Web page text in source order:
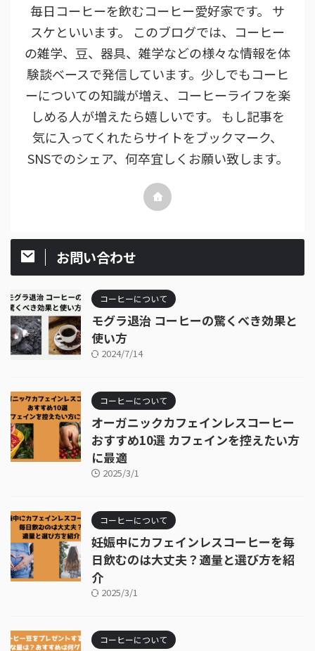
毎日コーヒーを飲むコーヒー愛好家です。 サ
スケといいます。 このブログでは、コーヒー
の雑学、豆、器具、雑学などの様々な情報を体
験談ベースで発信しています。少しでもコーヒ
ーについての知識が増え、コーヒーライフを楽
しめる人が増えたら嬉しいです。 もし記事を
気に入ってくれたらサイトをブックマーク、
SNSでのシェア、何卒宜しくお願い致します。
お問い合わせ
コーヒーについて
モグラ退治 コーヒーの驚くべき効果と
使い方
2024/7/14
コーヒーについて
オーガニックカフェインレスコーヒー
おすすめ10選 カフェインを控えたい方
に最適
2025/3/1
コーヒーについて
妊娠中にカフェインレスコーヒーを毎
日飲むのは大丈夫？適量と選び方を紹
介
2025/3/1
コーヒーについて